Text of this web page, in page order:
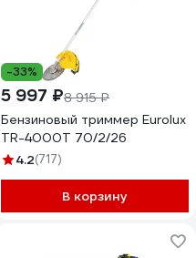
-33%
5 997 ₽8 915 ₽
Бензиновый триммер Eurolux
TR-4000T 70/2/26
4.2(717)
В корзину